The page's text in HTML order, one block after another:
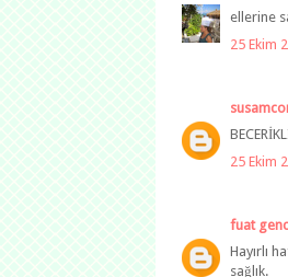
ellerine
25 Ekim
25 Ekim
fuat
Hayırlı
sağlık.